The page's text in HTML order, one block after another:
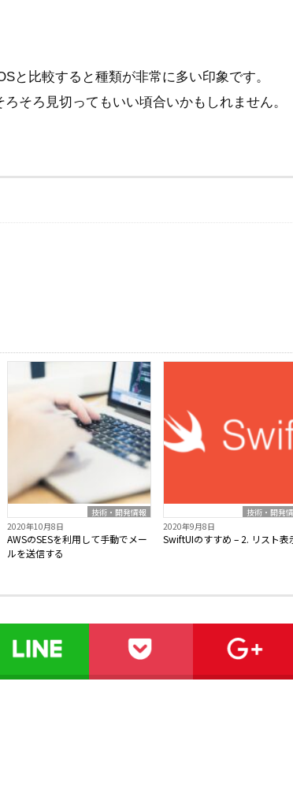
と比較すると種類が非常に多い印象です。
そろ見切ってもいい頃合いかもしれません。
技術・開発情報
2020年10月8日
AWSのSESを利用して手動でメー
ルを送信する
技術・開発
2020年9月8日
SwiftUIのすすめ – 2. リスト表